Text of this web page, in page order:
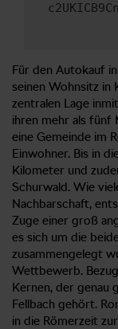
Für den Autokauf
seinen Wohnsitz in
zentralen Lage
ihren mehr als fünf
eine Gemeinde im
Einwohner. Bis in
Kilometer und
Schurwald. Wie
Nachbarschaft,
Zuge einer groß
es sich um die
zusammengelegt
Wettbewerb.
Kernen, der genau
Fellbach gehört.
in die Römerzeit